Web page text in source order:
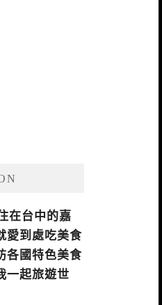
在台中的嘉
愛到處吃美食
各國特色美食
一起旅遊世